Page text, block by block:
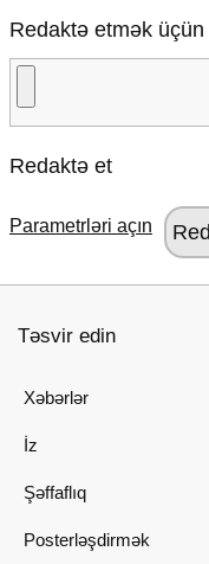
Redaktə etmək
Redaktə et
Parametrləri açın
Təsvir edin
Xəbərlər
İz
Şəffaflıq
Posterləşdirmək